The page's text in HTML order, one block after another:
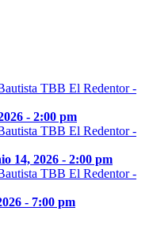
- 2:00 pm
14, 2026 - 2:00 pm
- 7:00 pm